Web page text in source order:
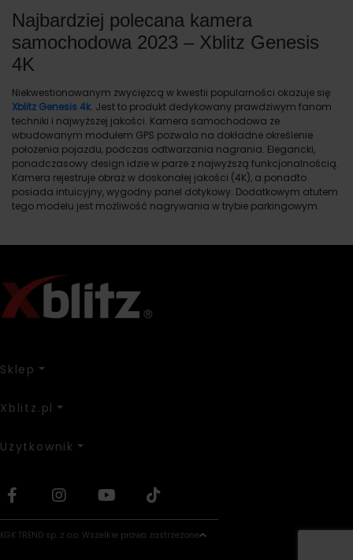
Najbardziej polecana kamera
samochodowa 2023 – Xblitz Genesis
4K
Niekwestionowanym zwycięzcą w kwestii popularności okazuje się
Xblitz Genesis4k. Jest to produkt dedykowany prawdziwym fanom
techniki i najwyższej jakości. Kamera samochodowa ze
wbudowanym modułem GPS pozwala na dokładne określenie
położenia pojazdu, podczas odtwarzania nagrania. Elegancki,
ponadczasowy design idzie w parze z najwyższą funkcjonalnością.
Kamera rejestruje obraz w doskonałej jakości (4K), a ponadto
posiada intuicyjny, wygodny panel dotykowy. Dodatkowym atutem
tego modelu jest możliwość nagrywania w trybie parkingowym.
Sklep
Xblitz.pl
Użytkownik
KGK TREND sp. z o.o. Wszelkie prawa zastrzeżone